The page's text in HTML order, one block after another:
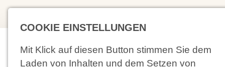
Aktuelles
COOKIE EINSTELLUNGEN
Mit Klick auf diesen Button stimmen Sie dem
Laden von Inhalten und dem Setzen von